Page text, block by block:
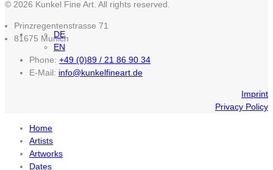
DE
EN
© 2026 Kunkel Fine Art. All rights reserved.
Prinzregentenstrasse 71
81675 Munich
Phone: +49 (0)89 / 21 86 90 34
E-Mail: info@kunkelfineart.de
Imprint
Privacy Policy
Home
Artists
Artworks
Dates